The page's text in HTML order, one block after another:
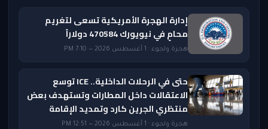
إدارة الهجرة الأمريكية تسعى لتغريم
محامٍ في نيويورك 470584 دولاراً
هجرة ولجوء · 1 أغسطس 2026 — 7:10 PM
حتى في الرحلات الداخلية.. ICE توسع
الاعتقالات داخل المطارات وتستهدف بعض
منتظري الجرين كارد وتمديد الإقامة
هجرة ولجوء · 1 أغسطس 2026 — 12:51 PM